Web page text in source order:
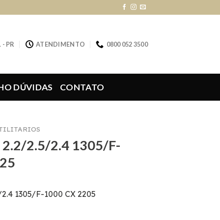
- PR ATENDIMENTO 0800 052 3500
DÚVIDAS CONTATO
2.2/2.5/2.4 1305/F-
1305/F-1000 CX 2205